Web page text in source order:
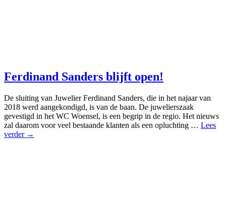
Ferdinand Sanders blijft open!
De sluiting van Juwelier Ferdinand Sanders, die in het najaar van
2018 werd aangekondigd, is van de baan. De juwelierszaak
gevestigd in het WC Woensel, is een begrip in de regio. Het nieuws
zal daarom voor veel bestaande klanten als een opluchting … Lees
verder →